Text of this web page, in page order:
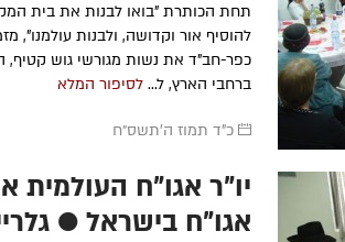
תחת הכותרת "בואו לבנות את בית
להוסיף אור וקדושה, ולבנות עולמנו",
כפר-חב"ד את נשות מגורשי גוש קטיף,
ברחבי הארץ, ל... לסיפור המלא
כ"ד תמוז ה׳תשס״ח
יו"ר אגו"ח העולמית
אגו"ח בישראל ●